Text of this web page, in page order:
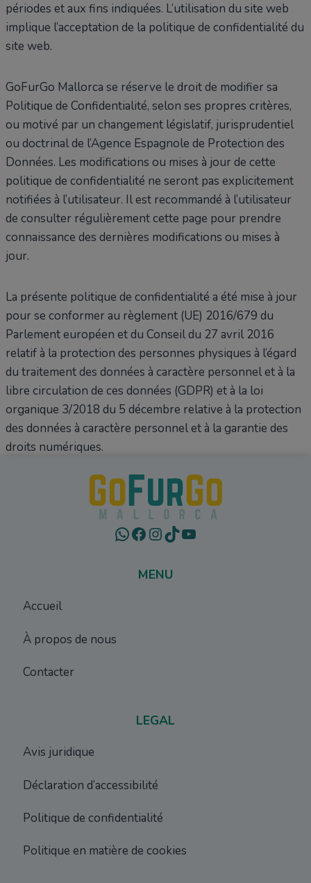
périodes et aux fins indiquées. L’utilisation du site web
implique l’acceptation de la politique de confidentialité du
site web.
GoFurGo Mallorca se réserve le droit de modifier sa
Politique de Confidentialité, selon ses propres critères,
ou motivé par un changement législatif, jurisprudentiel
ou doctrinal de l’Agence Espagnole de Protection des
Données. Les modifications ou mises à jour de cette
politique de confidentialité ne seront pas explicitement
notifiées à l’utilisateur. Il est recommandé à l’utilisateur
de consulter régulièrement cette page pour prendre
connaissance des dernières modifications ou mises à
jour.
La présente politique de confidentialité a été mise à jour
pour se conformer au règlement (UE) 2016/679 du
Parlement européen et du Conseil du 27 avril 2016
relatif à la protection des personnes physiques à l’égard
du traitement des données à caractère personnel et à la
libre circulation de ces données (GDPR) et à la loi
organique 3/2018 du 5 décembre relative à la protection
des données à caractère personnel et à la garantie des
droits numériques.
WhatsApp
Facebook
Instagram
TikTokYouTube
MENU
Accueil
À propos de nous
Contacter
LEGAL
Avis juridique
Déclaration d’accessibilité
Politique de confidentialité
Politique en matière de cookies